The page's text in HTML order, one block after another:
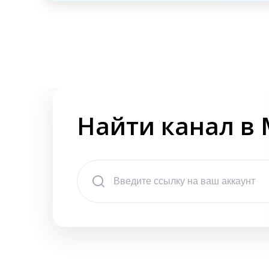
Найти канал в